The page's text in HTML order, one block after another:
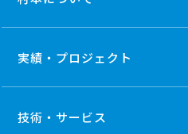
実績・プロジェクト
技術・ サービス